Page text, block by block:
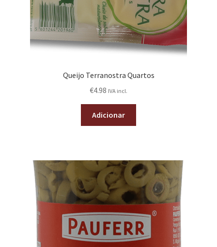
Queijo Terranostra Quartos
€4.98 IVA incl.
Adicionar